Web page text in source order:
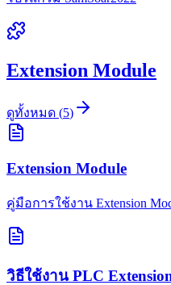
Extension Module
ดูทั้งหมด (5)
Extension Module
คู่มือการใช้งาน Extension
วิธีใช้งาน PLC